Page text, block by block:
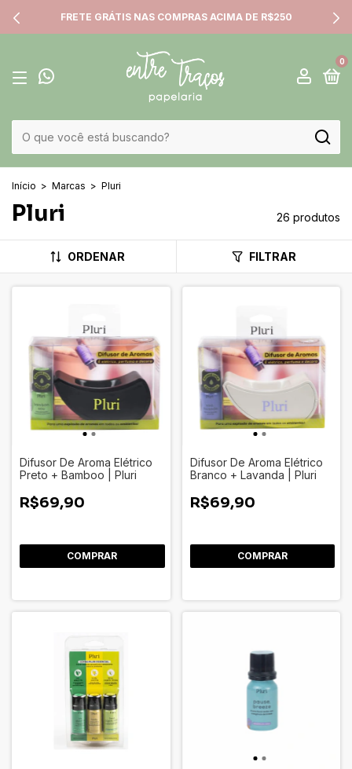
FRETE FIXO PARA TODA DORES DO
0
Início > Marcas > Pluri
Pluri 26 produtos
ORDENAR FILTRAR
Difusor De Aroma Elétrico
Preto + Bamboo | Pluri
R$69,90
Difusor De Aroma Elétrico
Branco + Lavanda | Pluri
R$69,90